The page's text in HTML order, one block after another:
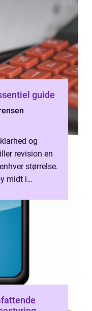
guide
og
revision en
størrelse.
midt i